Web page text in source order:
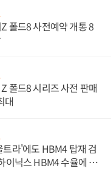
폴드8 사전예약 개통 8
폴드8 시리즈 사전 판매
대
라'에도 HBM4 탑재 검
이닉스 HBM4 수율에 주